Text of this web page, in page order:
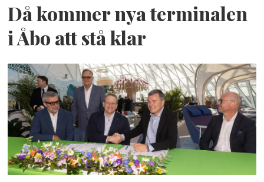
Då kommer nya terminalen
i Åbo att stå klar